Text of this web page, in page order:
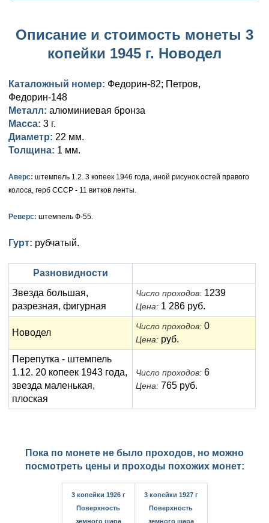
Золотые червонцы
Памятные и юбилейные
Золото
Медь
Германская оккупация
Для Финляндии
Александр III (1881-1894)
Серебро
Медь
Для Финляндии
Александр II (1855-1881)
Золото
Серебро
Медь
Памятные и донативные
Николай I (1825-1855)
Платина, золото
Серебро
Для Грузии
Александр I (1801-1825)
Золото
Павел I (1796-1801)
Серебро
Золото
Для Молдавии и Валахии
Таврические монеты
Медь
Для Пруссии
Ливонезы
Альбертусталер
Петр II (1727-1730)
Екатерина I (1725-1727)
Петр I (1682-1725)
Золото
Серебро
Медь
Описание и стоимость монеты 3
копейки 1945 г. Новодел
Каталожный номер: Федорин-82; Петров,
Федорин-148
Металл: алюминиевая бронза
Масса: 3 г.
Диаметр: 22 мм.
Толщина: 1 мм.
Аверс: штемпель 1.2. 3 копеек 1946 года, иной рисунок остей правого
колоса, герб СССР - 11 витков ленты.
Реверс: штемпель Ф-55.
Гурт: рубчатый.
Разновидности
Звезда большая,
разрезная, фигурная
Число проходов: 1239
Цена: 1 286 руб.
Новодел
Число проходов: 0
Цена: руб.
Перепутка - штемпель
1.12. 20 копеек 1943 года,
звезда маленькая,
плоская
Число проходов: 6
Цена: 765 руб.
Пока по монете не было проходов, но можно
посмотреть цены и проходы похожих монет:
3 копейки 1926 г
Поверхность
земного шара
3 копейки 1927 г
Поверхность
земного шара